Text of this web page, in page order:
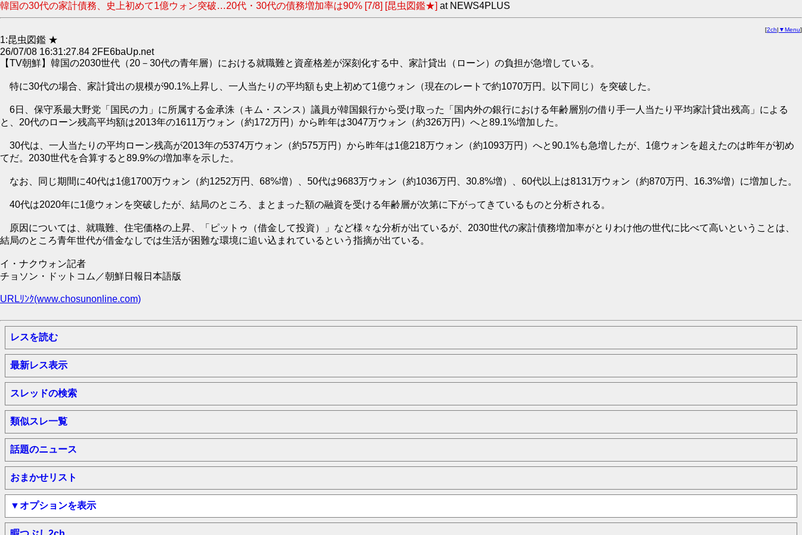
韓国の30代の家計債務、史上初めて1億ウォン突破…20代・30代の債務増加率は90% [7/8] [昆虫図鑑★] at NEWS4PLUS
[2ch| ▼Menu]
1:昆虫図鑑 ★
26/07/08 16:31:27.84 2FE6baUp.net
【TV朝鮮】韓国の2030世代（20－30代の青年層）における就職難と資産格差が深刻化する中、家計貸出（ローン）の負担が急増している。
特に30代の場合、家計貸出の規模が90.1%上昇し、一人当たりの平均額も史上初めて1億ウォン（現在のレートで約1070万円。以下同じ）を突破した。
6日、保守系最大野党「国民の力」に所属する金承洙（キム・スンス）議員が韓国銀行から受け取った「国内外の銀行における年齢層別の借り手一人当たり平均家計貸出残高」による
と、20代のローン残高平均額は2013年の1611万ウォン（約172万円）から昨年は3047万ウォン（約326万円）へと89.1%増加した。
30代は、一人当たりの平均ローン残高が2013年の5374万ウォン（約575万円）から昨年は1億218万ウォン（約1093万円）へと90.1%も急増したが、1億ウォンを超えたのは昨年が初め
てだ。2030世代を合算すると89.9%の増加率を示した。
なお、同じ期間に40代は1億1700万ウォン（約1252万円、68%増）、50代は9683万ウォン（約1036万円、30.8%増）、60代以上は8131万ウォン（約870万円、16.3%増）に増加した。
40代は2020年に1億ウォンを突破したが、結局のところ、まとまった額の融資を受ける年齢層が次第に下がってきているものと分析される。
原因については、就職難、住宅価格の上昇、「ピットゥ（借金して投資）」など様々な分析が出ているが、2030世代の家計債務増加率がとりわけ他の世代に比べて高いということは、
結局のところ青年世代が借金なしでは生活が困難な環境に追い込まれているという指摘が出ている。
イ・ナクウォン記者
チョソン・ドットコム／朝鮮日報日本語版
URLﾘﾝｸ(www.chosunonline.com)
レスを読む
最新レス表示
スレッドの検索
類似スレ一覧
話題のニュース
おまかせリスト
▼オプションを表示